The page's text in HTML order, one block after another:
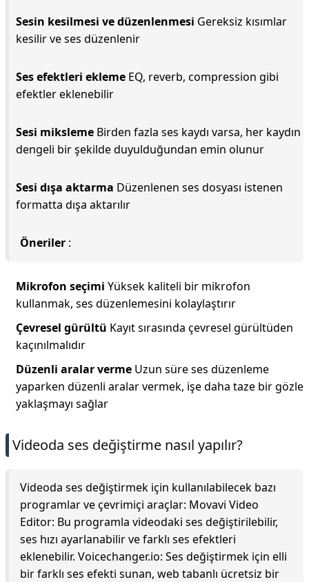
Sesin kesilmesi ve düzenlenmesi Gereksiz kısımlar
kesilir ve ses düzenlenir
Ses efektleri ekleme EQ, reverb, compression gibi
efektler eklenebilir
Sesi miksleme Birden fazla ses kaydı varsa, her kaydın
dengeli bir şekilde duyulduğundan emin olunur
Sesi dışa aktarma Düzenlenen ses dosyası istenen
formatta dışa aktarılır
Öneriler :
Mikrofon seçimi Yüksek kaliteli bir mikrofon
kullanmak, ses düzenlemesini kolaylaştırır
Çevresel gürültü Kayıt sırasında çevresel gürültüden
kaçınılmalıdır
Düzenli aralar verme Uzun süre ses düzenleme
yaparken düzenli aralar vermek, işe daha taze bir gözle
yaklaşmayı sağlar
Videoda ses değiştirme nasıl yapılır?
Videoda ses değiştirmek için kullanılabilecek bazı
programlar ve çevrimiçi araçlar: Movavi Video
Editor: Bu programla videodaki ses değiştirilebilir,
ses hızı ayarlanabilir ve farklı ses efektleri
eklenebilir. Voicechanger.io: Ses değiştirmek için elli
bir farklı ses efekti sunan, web tabanlı ücretsiz bir